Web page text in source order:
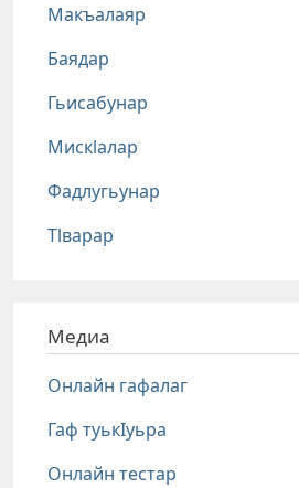
Макъалаяр
Баядар
Гьисабунар
Мискlалар
Фадлугьунар
Тlварар
Медиа
Онлайн гафалаг
Гаф туькIуьра
Онлайн тестар